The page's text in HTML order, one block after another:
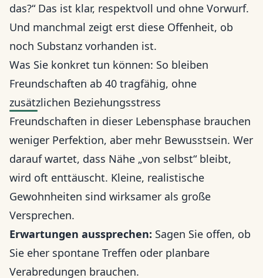
das?“ Das ist klar, respektvoll und ohne Vorwurf.
Und manchmal zeigt erst diese Offenheit, ob
noch Substanz vorhanden ist.
Was Sie konkret tun können: So bleiben
Freundschaften ab 40 tragfähig, ohne
zusätzlichen Beziehungsstress
Freundschaften in dieser Lebensphase brauchen
weniger Perfektion, aber mehr Bewusstsein. Wer
darauf wartet, dass Nähe „von selbst“ bleibt,
wird oft enttäuscht. Kleine, realistische
Gewohnheiten sind wirksamer als große
Versprechen.
Erwartungen aussprechen: Sagen Sie offen, ob
Sie eher spontane Treffen oder planbare
Verabredungen brauchen.